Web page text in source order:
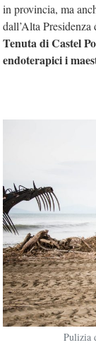
in provincia, ma
dall’Alta
Tenuta di Castel
endoterapici i
Pulizia